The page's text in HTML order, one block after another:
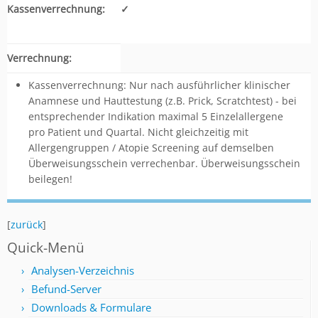
Kassenverrechnung: ✓
Verrechnung:
Kassenverrechnung: Nur nach ausführlicher klinischer
Anamnese und Hauttestung (z.B. Prick, Scratchtest) - bei
entsprechender Indikation maximal 5 Einzelallergene
pro Patient und Quartal. Nicht gleichzeitig mit
Allergengruppen / Atopie Screening auf demselben
Überweisungsschein verrechenbar. Überweisungsschein
beilegen!
[zurück]
Quick-Menü
Analysen-Verzeichnis
Befund-Server
Downloads & Formulare